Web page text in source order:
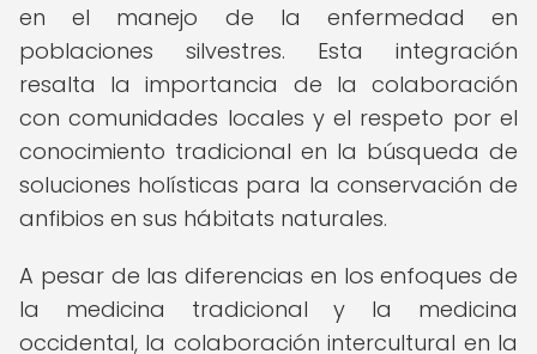
en el manejo de la enfermedad en
poblaciones silvestres. Esta integración
resalta la importancia de la colaboración
con comunidades locales y el respeto por el
conocimiento tradicional en la búsqueda de
soluciones holísticas para la conservación de
anfibios en sus hábitats naturales.
A pesar de las diferencias en los enfoques de
la medicina tradicional y la medicina
occidental, la colaboración intercultural en la